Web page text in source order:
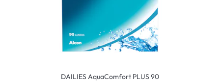
DAILIES AquaComfort PLUS 90